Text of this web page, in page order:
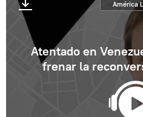
América
Atentado en
frenar la